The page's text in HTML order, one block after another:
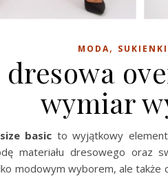
MODA,
wymiar
basic to wyjątkowy
materiału dresowego oraz
modowym wyborem, ale także